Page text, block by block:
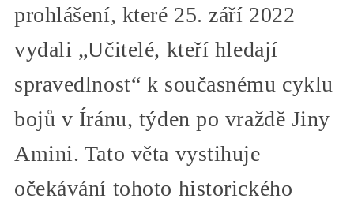
prohlášení, které 25. září 2022
vydali „Učitelé, kteří hledají
spravedlnost“ k současnému cyklu
bojů v Íránu, týden po vraždě Jiny
Amini. Tato věta vystihuje
očekávání tohoto historického